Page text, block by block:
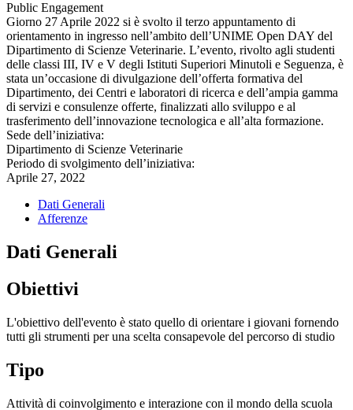
Public Engagement
Giorno 27 Aprile 2022 si è svolto il terzo appuntamento di
orientamento in ingresso nell’ambito dell’UNIME Open DAY del
Dipartimento di Scienze Veterinarie. L’evento, rivolto agli studenti
delle classi III, IV e V degli Istituti Superiori Minutoli e Seguenza, è
stata un’occasione di divulgazione dell’offerta formativa del
Dipartimento, dei Centri e laboratori di ricerca e dell’ampia gamma
di servizi e consulenze offerte, finalizzati allo sviluppo e al
trasferimento dell’innovazione tecnologica e all’alta formazione.
Sede dell’iniziativa:
Dipartimento di Scienze Veterinarie
Periodo di svolgimento dell’iniziativa:
Aprile 27, 2022
Dati Generali
Afferenze
Dati Generali
Obiettivi
L'obiettivo dell'evento è stato quello di orientare i giovani fornendo
tutti gli strumenti per una scelta consapevole del percorso di studio
Tipo
Attività di coinvolgimento e interazione con il mondo della scuola